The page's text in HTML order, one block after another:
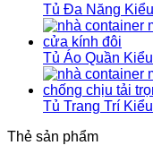
Tủ Đa Năng
Tủ Áo Quần
Tủ Trang Trí
Thẻ sản phẩm